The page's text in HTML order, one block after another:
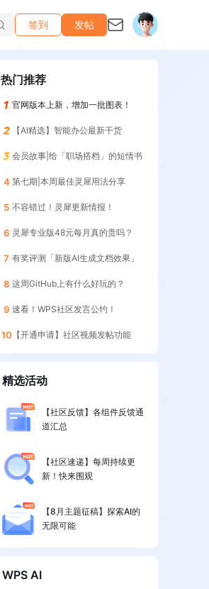
签到 发帖
热门推荐
官网版本上新，增加一批图表！
【AI精选】智能办公最新干货
会员故事|给「职场搭档」的短情书
4 第七期|本周最佳灵犀用法分享
5 不容错过！灵犀更新情报！
6 灵犀专业版48元每月真的贵吗？
7 有奖评测「新版AI生成文档效果」
8 这周GitHub上有什么好玩的？
9 速看！WPS社区发言公约！
10 【开通申请】社区视频发帖功能
精选活动
【社区反馈】各组件反馈通
道汇总
【社区速递】每周持续更
新！快来围观
【8月主题征稿】探索AI的
无限可能
WPS AI